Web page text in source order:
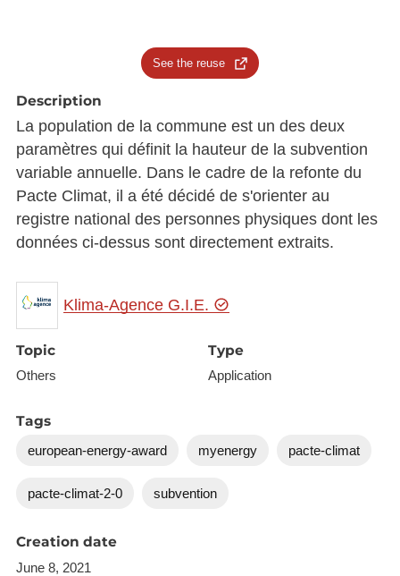
See the reuse
Description
La population de la commune est un des deux
paramètres qui définit la hauteur de la subvention
variable annuelle. Dans le cadre de la refonte du
Pacte Climat, il a été décidé de s'orienter au
registre national des personnes physiques dont les
données ci-dessus sont directement extraits.
Klima-Agence G.I.E.
Topic
Others
Type
Application
Tags
european-energy-award myenergy pacte-climat
pacte-climat-2-0 subvention
Creation date
June 8, 2021